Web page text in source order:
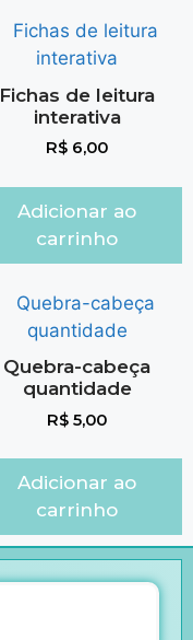
Fichas de leitura
interativa
R$ 6,00
Adicionar ao
carrinho
Quebra-cabeça
quantidade
R$ 5,00
Adicionar ao
carrinho